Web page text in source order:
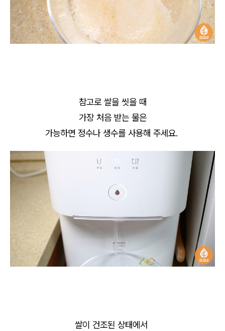
참고로 쌀을 씻을 때
가장 처음 받는 물은
가능하면 정수나 생수를 사용해 주세요.
쌀이 건조된 상태에서